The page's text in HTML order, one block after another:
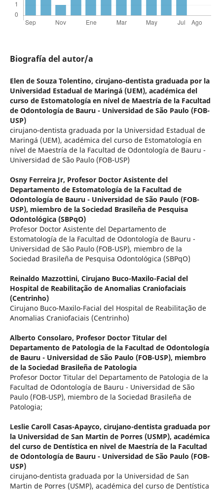
Biografía del autor/a
Elen de Souza Tolentino, cirujano-dentista graduada por la
Universidad Estadual de Maringá (UEM), académica del
curso de Estomatología en nível de Maestría de la Facultad
de Odontología de Bauru - Universidad de São Paulo (FOB-
USP)
cirujano-dentista graduada por la Universidad Estadual de
Maringá (UEM), académica del curso de Estomatología en
nível de Maestría de la Facultad de Odontología de Bauru -
Universidad de São Paulo (FOB-USP)
Osny Ferreira Jr, Profesor Doctor Asistente del
Departamento de Estomatología de la Facultad de
Odontología de Bauru - Universidad de São Paulo (FOB-
USP), miembro de la Sociedad Brasileña de Pesquisa
Odontológica (SBPqO)
Profesor Doctor Asistente del Departamento de
Estomatología de la Facultad de Odontología de Bauru -
Universidad de São Paulo (FOB-USP), miembro de la
Sociedad Brasileña de Pesquisa Odontológica (SBPqO)
Reinaldo Mazzottini, Cirujano Buco-Maxilo-Facial del
Hospital de Reabilitação de Anomalias Craniofaciais
(Centrinho)
Cirujano Buco-Maxilo-Facial del Hospital de Reabilitação de
Anomalias Craniofaciais (Centrinho)
Alberto Consolaro, Profesor Doctor Titular del
Departamento de Patologia de la Facultad de Odontología
de Bauru - Universidad de São Paulo (FOB-USP), miembro
de la Sociedad Brasileña de Patologia
Profesor Doctor Titular del Departamento de Patologia de la
Facultad de Odontología de Bauru - Universidad de São
Paulo (FOB-USP), miembro de la Sociedad Brasileña de
Patologia;
Leslie Caroll Casas-Apayco, cirujano-dentista graduada por
la Universidad de San Martin de Porres (USMP), académica
del curso de Dentística en nivel de Maestría de la Facultad
de Odontología de Bauru - Universidad de São Paulo (FOB-
USP)
cirujano-dentista graduada por la Universidad de San
Martin de Porres (USMP), académica del curso de Dentística